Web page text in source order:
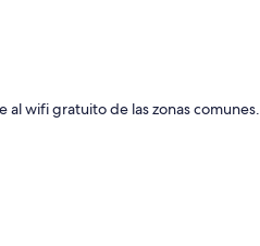
wifi gratuito de las zonas comunes.